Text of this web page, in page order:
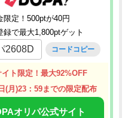
限定！500ptが40円
録で最大1,800ptゲット
2608D コードコピー
イト限定！最大92%OFF
(月)23：59までの限定配布
オリパ公式サイト